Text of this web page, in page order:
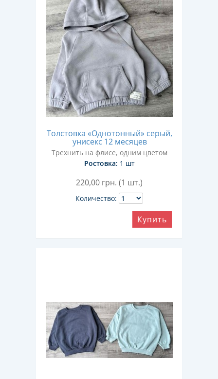
Толстовка «Однотонный» серый,
унисекс 12 месяцев
Трехнить на флисе, одним цветом
Ростовка: 1 шт
220,00 грн. (1 шт.)
Количество:
Купить